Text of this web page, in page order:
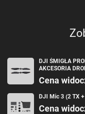
DJI ŚMIGŁA
AKCESORIA
Cena
DJI Mic 3 (2 TX
Cena